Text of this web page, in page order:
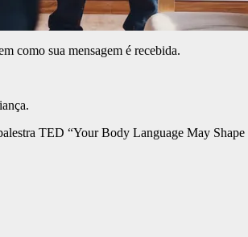
como sua mensagem é recebida.
TED “Your Body Language May